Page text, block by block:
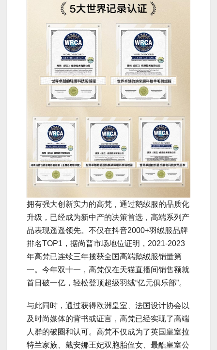
拥有强大创新实力的高梵，通过鹅绒服的品质化
升级，已经成为新中产的决策首选，高端系列产
品表现遥遥领先。不仅在抖音2000+羽绒服品牌
排名TOP1，据尚普市场地位证明，2021-2023
年高梵已连续三年揽获全国高端鹅绒服销量第
一。今年双十一，高梵仅在天猫直播间销售额就
首日破一亿，轻松登顶超级羽绒“亿元俱乐部”。
与此同时，通过获得欧洲皇室、法国设计协会以
及时尚媒体的背书或证言，高梵已经实现了高端
人群的破圈和认可。高梵不仅成为了英国皇室拉
特兰家族、戴安娜王妃双胞胎侄女、最酷皇室公